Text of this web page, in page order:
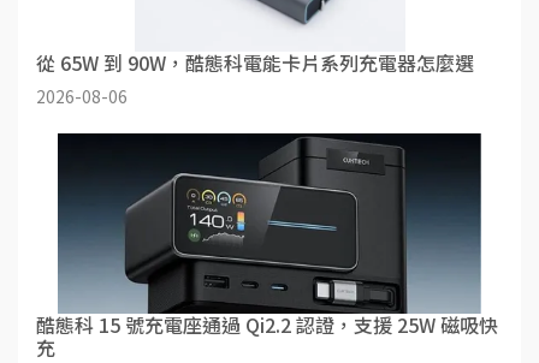
從 65W 到 90W，酷態科電能卡片系列充電器怎麼選
2026-08-06
酷態科 15 號充電座通過 Qi2.2 認證，支援 25W 磁吸快
充